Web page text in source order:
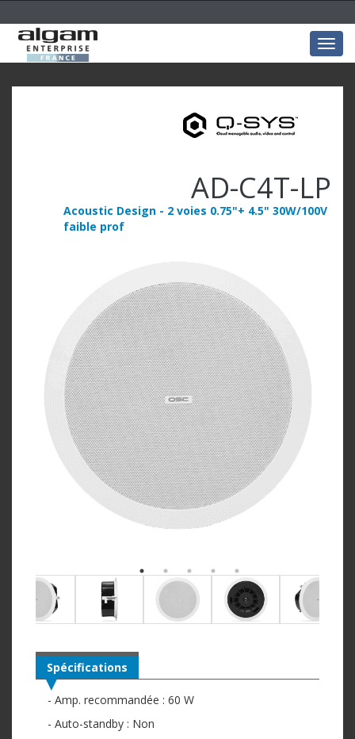
AD-C4T-LP
Acoustic Design - 2 voies 0.75"+ 4.5" 30W/100V
faible prof
Spécifications
- Amp. recommandée : 60 W
- Auto-standby : Non